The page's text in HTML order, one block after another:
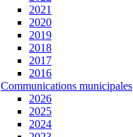
2021
2020
2019
2018
2017
2016
Communications municipales
2026
2025
2024